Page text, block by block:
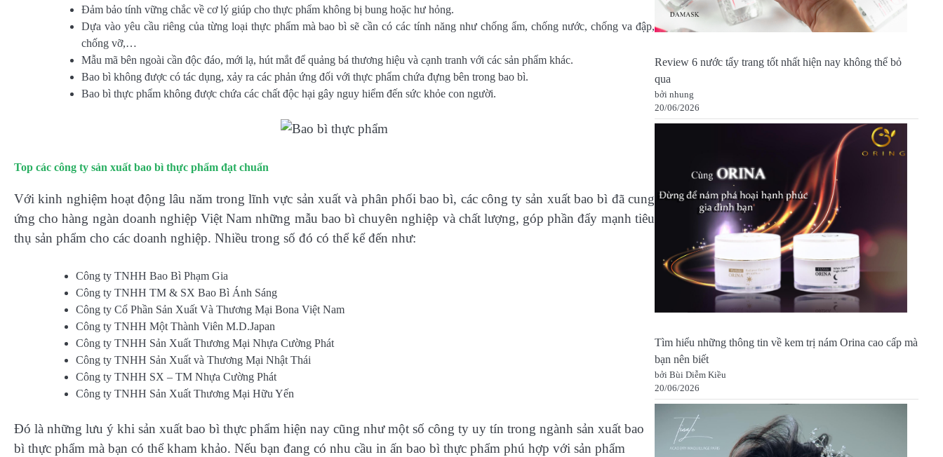
Đảm bảo tính vững chắc về cơ lý giúp cho thực phẩm không bị bung hoặc hư hỏng.
Dựa vào yêu cầu riêng của từng loại thực phẩm mà bao bì sẽ cần có các tính năng như chống ẩm, chống nước, chống va đập,
chống vỡ,…
Mẫu mã bên ngoài cần độc đáo, mới lạ, hút mắt để quảng bá thương hiệu và cạnh tranh với các sản phẩm khác.
Bao bì không được có tác dụng, xảy ra các phản ứng đối với thực phẩm chứa đựng bên trong bao bì.
Bao bì thực phẩm không được chứa các chất độc hại gây nguy hiểm đến sức khỏe con người.
Top các công ty sản xuất bao bì thực phẩm đạt chuẩn
Với kinh nghiệm hoạt động lâu năm trong lĩnh vực sản xuất và phân phối bao bì, các công ty sản xuất bao bì đã cung
ứng cho hàng ngàn doanh nghiệp Việt Nam những mẫu bao bì chuyên nghiệp và chất lượng, góp phần đẩy mạnh tiêu
thụ sản phẩm cho các doanh nghiệp. Nhiều trong số đó có thể kể đến như:
Công ty TNHH Bao Bì Phạm Gia
Công ty TNHH TM & SX Bao Bì Ánh Sáng
Công ty Cổ Phần Sản Xuất Và Thương Mại Bona Việt Nam
Công ty TNHH Một Thành Viên M.D.Japan
Công ty TNHH Sản Xuất Thương Mại Nhựa Cường Phát
Công ty TNHH Sản Xuất và Thương Mại Nhật Thái
Công ty TNHH SX – TM Nhựa Cường Phát
Công ty TNHH Sản Xuất Thương Mại Hữu Yến
Đó là những lưu ý khi sản xuất bao bì thực phẩm hiện nay cũng như một số công ty uy tín trong ngành sản xuất bao
bì thực phẩm mà bạn có thể kham khảo. Nếu bạn đang có nhu cầu in ấn bao bì thực phẩm phú hợp với sản phẩm
Review 6 nước tẩy trang tốt nhất hiện nay không thể bỏ
qua
bởi nhung
20/06/2026
Tìm hiểu những thông tin về kem trị nám Orina cao cấp mà
bạn nên biết
bởi Bùi Diễm Kiều
20/06/2026